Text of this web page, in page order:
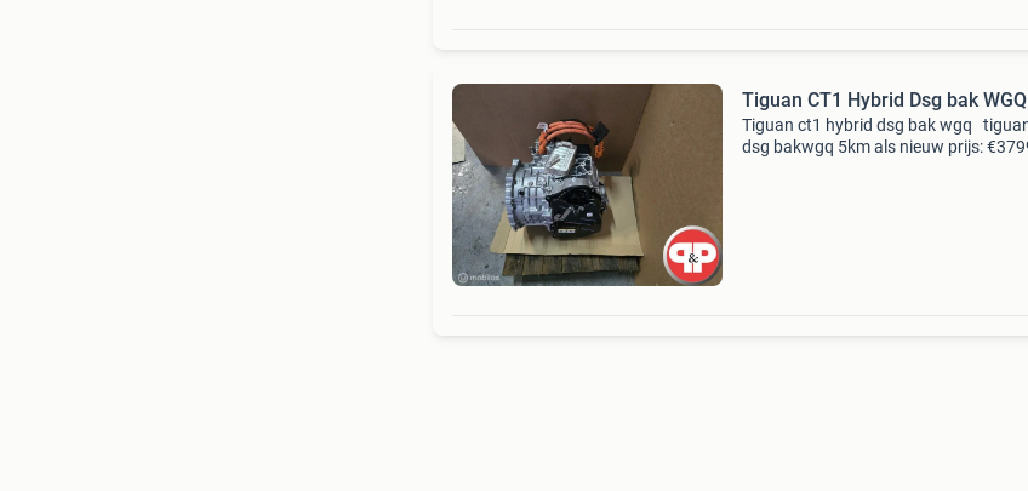
Tiguan CT1 Hybrid Dsg bak WGQ
Tiguan ct1 hybrid dsg bak wgq
dsg bakwgq 5km als nieuw prijs: